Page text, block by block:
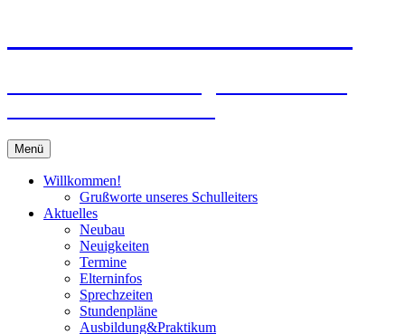
Menü
Willkommen!
Grußworte unseres Schulleiters
Aktuelles
Neubau
Neuigkeiten
Termine
Elterninfos
Sprechzeiten
Stundenpläne
Ausbildung&Praktikum